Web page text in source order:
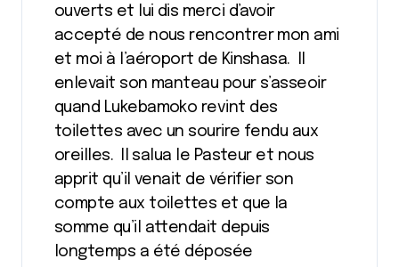
ouverts et lui dis merci d’avoir
accepté de nous rencontrer mon ami
et moi à l’aéroport de Kinshasa. Il
enlevait son manteau pour s’asseoir
quand Lukebamoko revint des
toilettes avec un sourire fendu aux
oreilles. Il salua le Pasteur et nous
apprit qu’il venait de vérifier son
compte aux toilettes et que la
somme qu’il attendait depuis
longtemps a été déposée